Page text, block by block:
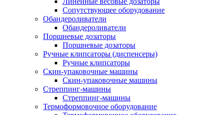
Сопутствующее оборудование
Обандероливатели
Обандероливатели
Поршневые дозаторы
Поршневые дозаторы
Ручные клипсаторы (диспенсеры)
Ручные клипсаторы
Скин-упаковочные машины
Скин-упаковочные машины
Стреппинг-машины
Стреппинг-машины
Термоформовочное оборудование